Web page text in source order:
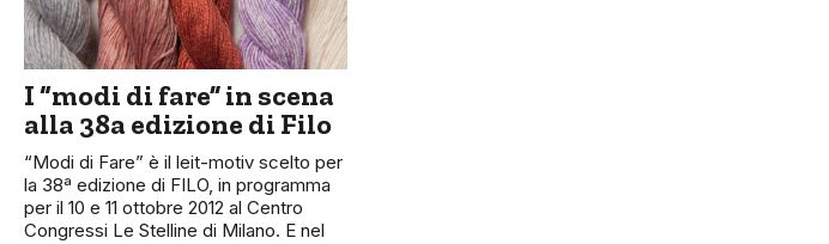
I “modi di fare” in scena
alla 38a edizione di Filo
“Modi di Fare” è il leit-motiv scelto per
la 38ª edizione di FILO, in programma
per il 10 e 11 ottobre 2012 al Centro
Congressi Le Stelline di Milano. E nel